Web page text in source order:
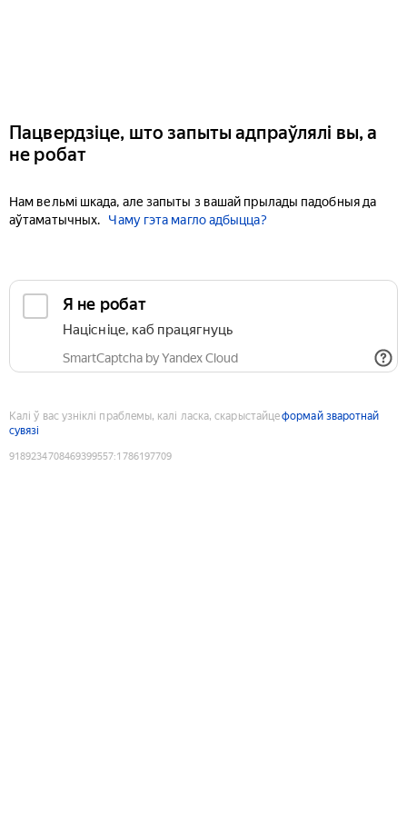
Пацвердзіце, што запыты адпраўлялі вы, а
не робат
Нам вельмі шкада, але запыты з вашай прылады падобныя да
аўтаматычных.
Чаму гэта магло адбыцца?
Я не робат
Націсніце, каб працягнуць
SmartCaptcha by Yandex Cloud
Калі ў вас узніклі праблемы, калі ласка, скарыстайцеформай зваротнай
сувязі
9189234708469399557:1786197709